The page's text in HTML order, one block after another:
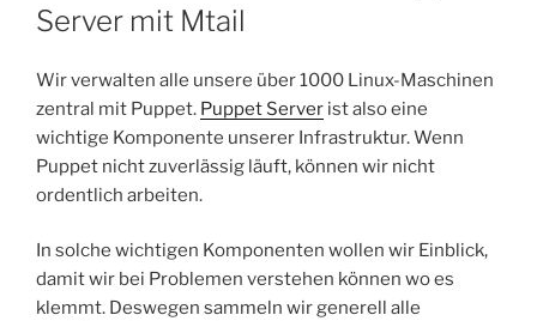
Server mit Mtail
Wir verwalten alle unsere über 1000 Linux-Maschinen
zentral mit Puppet. Puppet Server ist also eine
wichtige Komponente unserer Infrastruktur. Wenn
Puppet nicht zuverlässig läuft, können wir nicht
ordentlich arbeiten.
In solche wichtigen Komponenten wollen wir Einblick,
damit wir bei Problemen verstehen können wo es
klemmt. Deswegen sammeln wir generell alle